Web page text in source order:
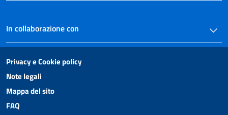
In collaborazione con
Privacy e Cookie policy
Note legali
Mappa del sito
FAQ